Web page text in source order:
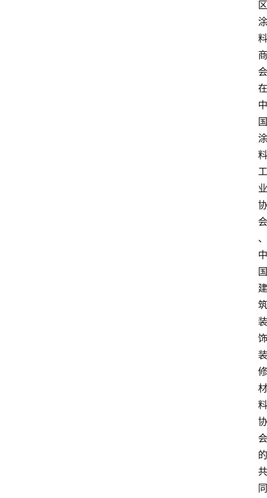
区
涂
料
商
会
在
中
国
涂
料
工
业
协
会
、
中
国
建
筑
装
饰
装
修
材
料
协
会
的
共
同